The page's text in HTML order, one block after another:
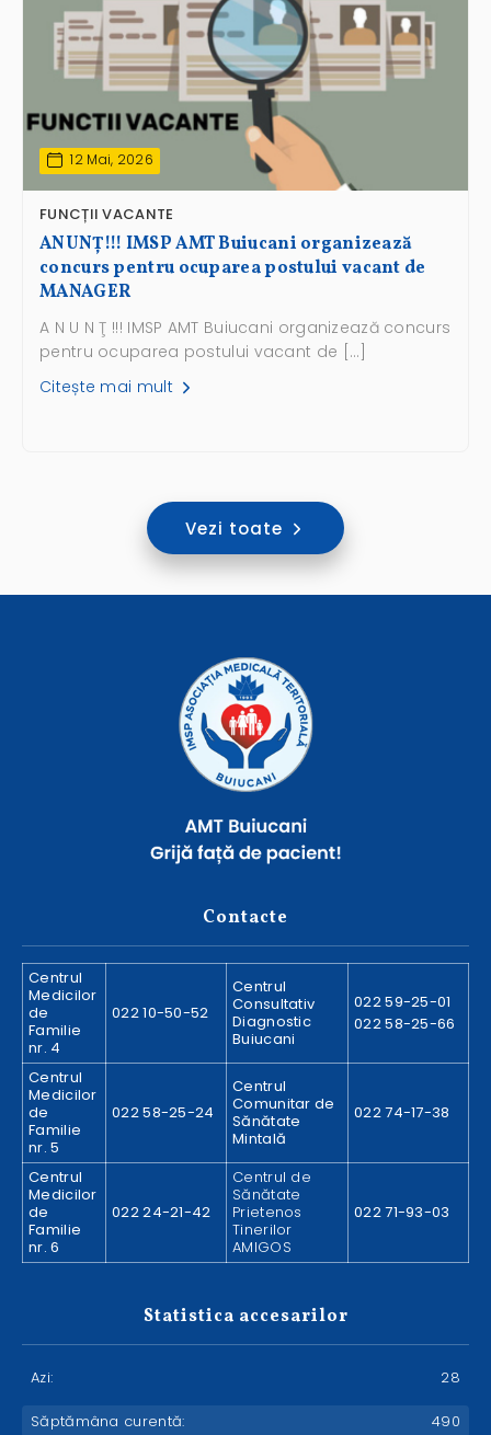
12 Mai, 2026
FUNCȚII VACANTE
ANUNŢ!!! IMSP AMT Buiucani organizează
concurs pentru ocuparea postului vacant de
MANAGER
A N U N Ţ !!! IMSP AMT Buiucani organizează concurs
pentru ocuparea postului vacant de […]
Citește mai mult
Vezi toate
Contacte
Centrul
Medicilor
de
Familie
nr. 4
022 10-50-52
Centrul
Consultativ
Diagnostic
Buiucani
022 59-25-01
022 58-25-66
Centrul
Medicilor
de
Familie
nr. 5
022 58-25-24
Centrul
Comunitar de
Sănătate
Mintală
022 74-17-38
Centrul
Medicilor
de
Familie
nr. 6
022 24-21-42
Centrul de
Sănătate
Prietenos
Tinerilor
AMIGOS
022 71-93-03
Statistica accesarilor
Azi: 28
Săptămâna curentă: 490